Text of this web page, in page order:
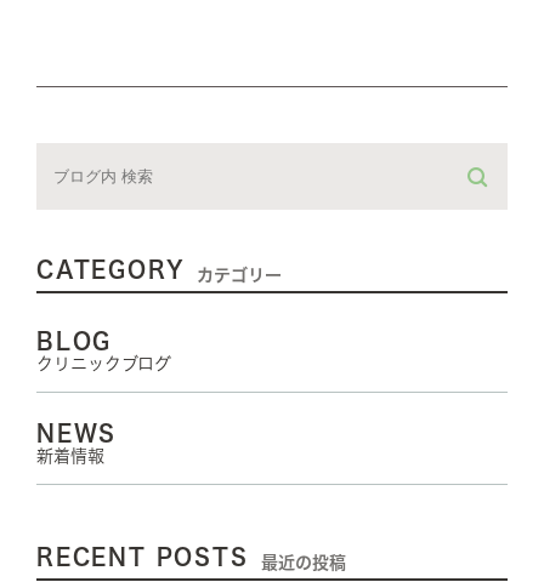
CATEGORY カテゴリー
BLOG
クリニックブログ
NEWS
新着情報
RECENT POSTS 最近の投稿